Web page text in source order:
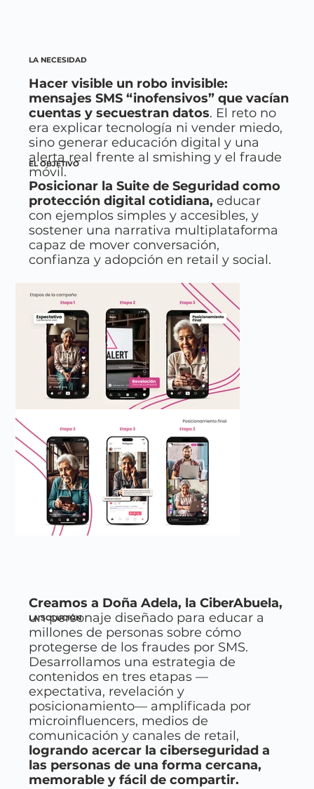
LA SOLUCIÓN
Creamos a Doña Adela, la CiberAbuela,
un personaje diseñado para educar a
millones de personas sobre cómo
protegerse de los fraudes por SMS.
Desarrollamos una estrategia de
contenidos en tres etapas —
expectativa, revelación y
posicionamiento— amplificada por
microinfluencers, medios de
comunicación y canales de retail,
logrando acercar la ciberseguridad a
las personas de una forma cercana,
memorable y fácil de compartir.
LA NECESIDAD
Hacer visible un robo invisible:
mensajes SMS “inofensivos” que vacían
cuentas y secuestran datos. El reto no
era explicar tecnología ni vender miedo,
sino generar educación digital y una
alerta real frente al smishing y el fraude
móvil.
EL OBJETIVO
Posicionar la Suite de Seguridad como
protección digital cotidiana, educar
con ejemplos simples y accesibles, y
sostener una narrativa multiplataforma
capaz de mover conversación,
confianza y adopción en retail y social.